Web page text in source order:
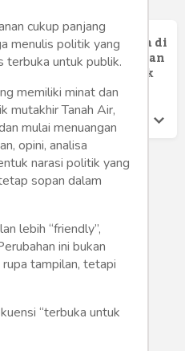
Paling Terpercaya di
Dapatkan Jam Tangan
Original Harga Terbaik
cukup panjang
menulis politik yang
terbuka untuk publik.
memiliki minat dan
mutakhir Tanah Air,
mulai menuangan
opini, analisa
narasi politik yang
sopan dalam
lebih “friendly”,
ini bukan
tampilan, tetapi
“terbuka untuk